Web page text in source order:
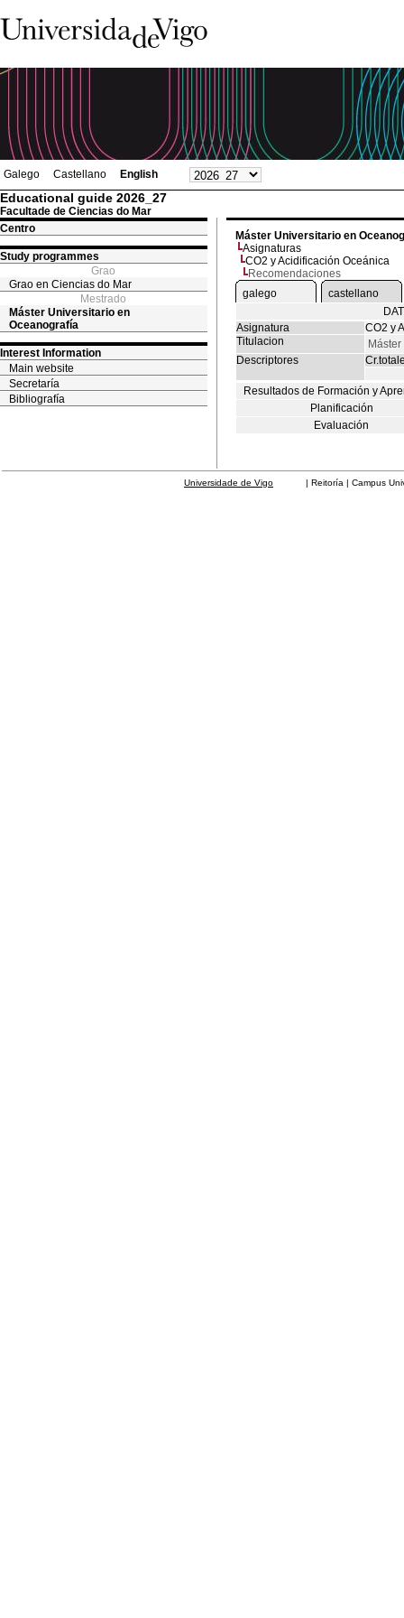
Galego Castellano English
Educational guide 2026_27
Facultade de Ciencias do Mar
Centro
Study programmes
Grao
Grao en Ciencias do Mar
Mestrado
Máster Universitario en
Oceanografía
Interest Information
Main website
Secretaría
Bibliografía
Máster Universitario en
Asignaturas
CO2 y Acidificación Oceánica
Recomendaciones
galego
castellano
Asignatura
CO2 y
Titulacion
Descriptores
Resultados de Formación y
Planificación
Evaluación
Universidade de Vigo | Reitoría | Campus